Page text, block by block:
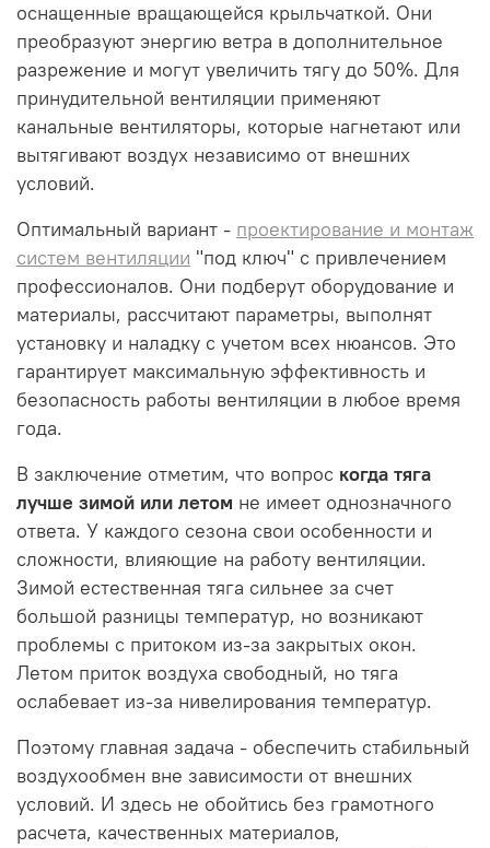
оснащенные вращающейся крыльчаткой. Они
преобразуют энергию ветра в дополнительное
разрежение и могут увеличить тягу до 50%. Для
принудительной вентиляции применяют
канальные вентиляторы, которые нагнетают или
вытягивают воздух независимо от внешних
условий.
Оптимальный вариант - проектирование и монтаж
систем вентиляции "под ключ" с привлечением
профессионалов. Они подберут оборудование и
материалы, рассчитают параметры, выполнят
установку и наладку с учетом всех нюансов. Это
гарантирует максимальную эффективность и
безопасность работы вентиляции в любое время
года.
В заключение отметим, что вопрос когда тяга
лучше зимой или летом не имеет однозначного
ответа. У каждого сезона свои особенности и
сложности, влияющие на работу вентиляции.
Зимой естественная тяга сильнее за счет
большой разницы температур, но возникают
проблемы с притоком из-за закрытых окон.
Летом приток воздуха свободный, но тяга
ослабевает из-за нивелирования температур.
Поэтому главная задача - обеспечить стабильный
воздухообмен вне зависимости от внешних
условий. И здесь не обойтись без грамотного
расчета, качественных материалов,